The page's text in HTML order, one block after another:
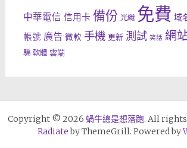
中華電信 信用卡 備份 光纖 免費 域
帳號 廣告 微軟 手機 更新 測試 笑話 網
騙 軟體 雲端
Copyright © 2026 蝸牛總是想落跑. All rights
Radiateby ThemeGrill. Powered by